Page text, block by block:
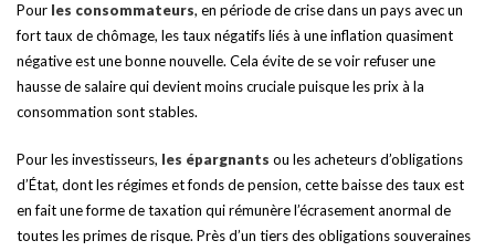
Pour les consommateurs, en période de crise dans un pays avec un
fort taux de chômage, les taux négatifs liés à une inflation quasiment
négative est une bonne nouvelle. Cela évite de se voir refuser une
hausse de salaire qui devient moins cruciale puisque les prix à la
consommation sont stables.
Pour les investisseurs, les épargnants ou les acheteurs d’obligations
d’État, dont les régimes et fonds de pension, cette baisse des taux est
en fait une forme de taxation qui rémunère l’écrasement anormal de
toutes les primes de risque. Près d’un tiers des obligations souveraines